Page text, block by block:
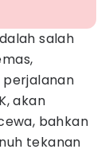
salah
akan
bahkan
tekanan